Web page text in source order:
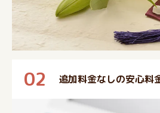
02 追加料金なしの安心料